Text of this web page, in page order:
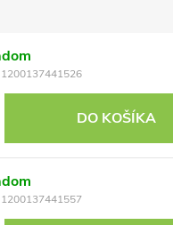
1200137441526
DO KOŠÍKA
1200137441557